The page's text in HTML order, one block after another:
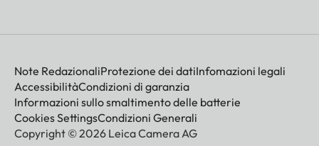
Note RedazionaliProtezione dei datiInfomazioni legali
AccessibilitàCondizioni di garanzia
Informazioni sullo smaltimento delle batterie
Cookies SettingsCondizioni Generali
Copyright © 2026 Leica Camera AG